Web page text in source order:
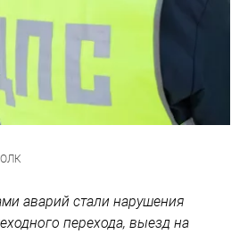
аварий стали нарушения
перехода, выезд на